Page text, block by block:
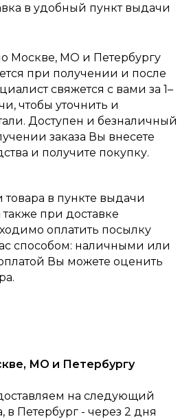
в удобный пункт выдачи
Москве, МО и Петербургу
при получении и после
свяжется с вами за 1–
чтобы уточнить и
Доступен и безналичный
заказа Вы внесете
и получите покупку.
в пункте выдачи
также при доставке
оплатить посылку
способом: наличными или
Вы можете оценить
МО и Петербургу
на следующий
в Петербург - через 2 дня